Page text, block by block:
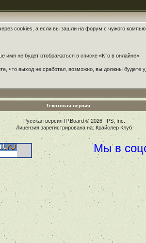
cookies, а если вы зашли на форум с чужого
не будет отображаться в списке «Кто в онлайне».
что выход не сработал, возможно, вы должны
Текстовая версия
Русская версия IP.Board© 2026 IPS, Inc
Лицензия зарегистрирована на: Крайслер Клуб
Мы в